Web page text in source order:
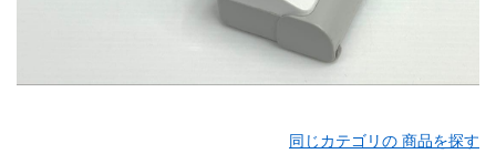
同じカテゴリの 商品を探す